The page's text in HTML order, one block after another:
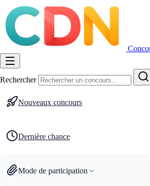
Rechercher
Nouveaux concours
Dernière chance
Mode de participation